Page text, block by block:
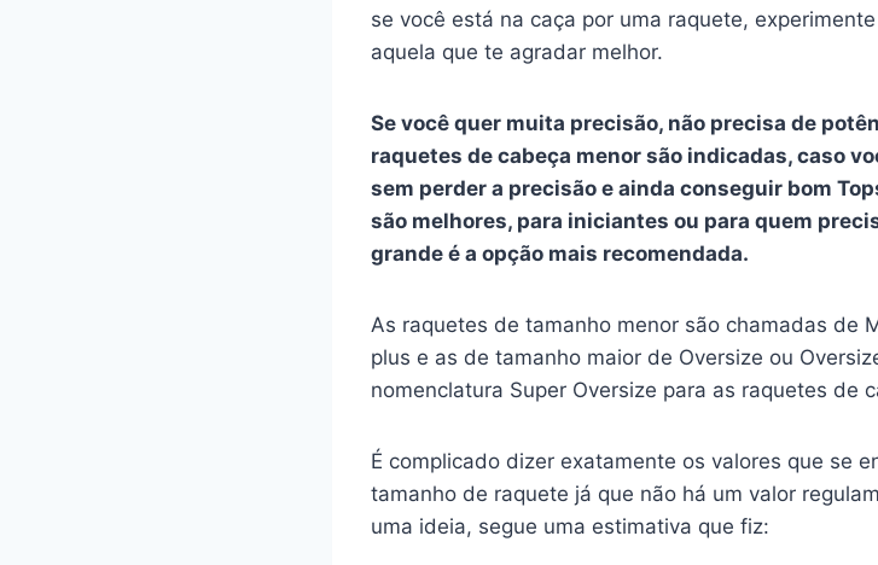
se você está na caça por uma raquete,
aquela que te agradar melhor.
Se você quer muita precisão, não precisa de
raquetes de cabeça menor são indicadas, caso
sem perder a precisão e ainda conseguir bom
são melhores, para iniciantes ou para quem
grande é a opção mais recomendada.
As raquetes de tamanho menor são chamadas de
plus e as de tamanho maior de Oversize ou
nomenclatura Super Oversize para as raquetes de
É complicado dizer exatamente os valores que se
tamanho de raquete já que não há um valor
uma ideia, segue uma estimativa que fiz: